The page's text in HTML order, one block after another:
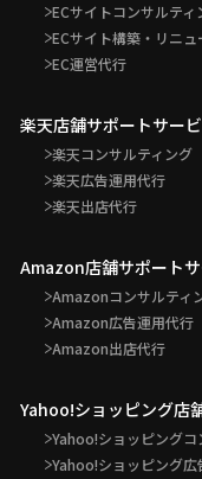
ECサイトコンサルティ
ECサイト構築・リニュ
EC運営代行
楽天店舗サポートサー
楽天コンサルティング
楽天広告運用代行
楽天出店代行
Amazon店舗サポート
Amazonコンサルティ
Amazon広告運用代行
Amazon出店代行
Yahoo!ショッピング店
Yahoo!ショッピングコ
Yahoo!ショッピング広